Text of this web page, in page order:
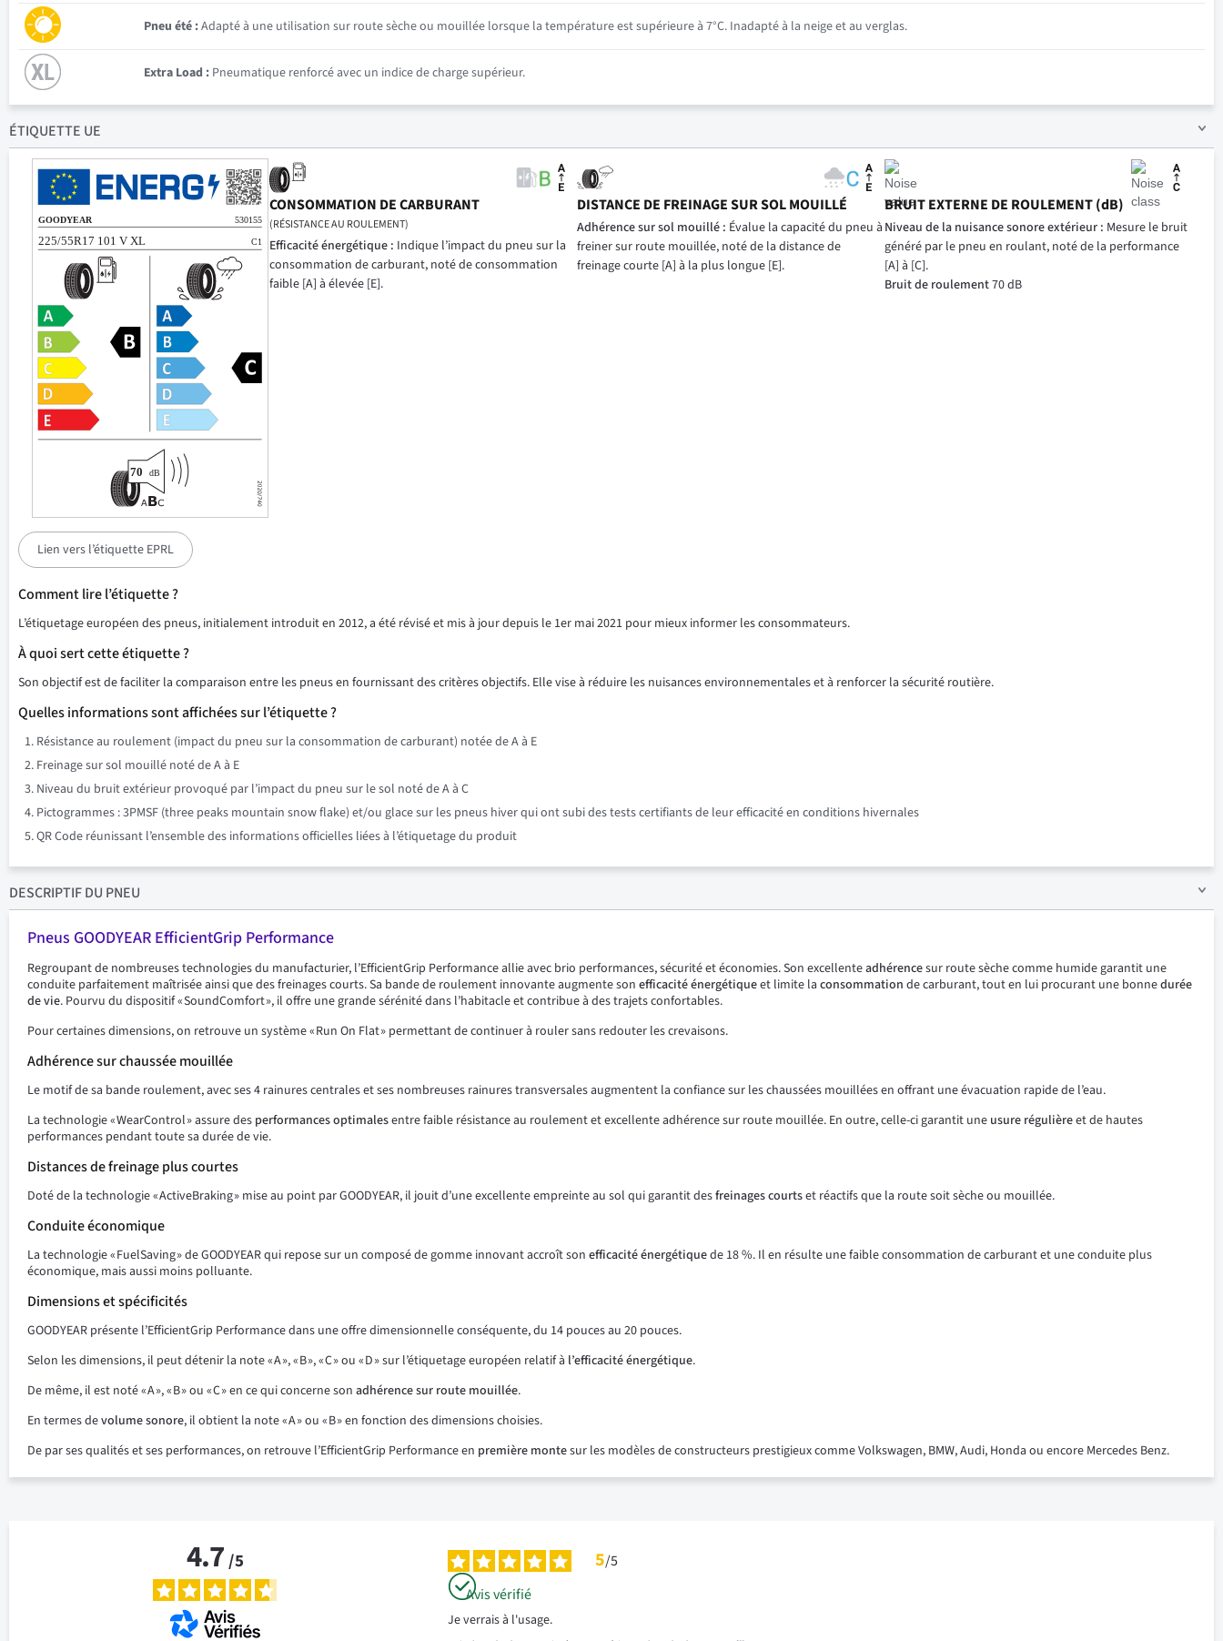
Pneu été :Adapté à une utilisation sur route sèche ou mouillée lorsque la température est supérieure à 7°C. Inadapté à la neige et au verglas.
Extra Load : Pneumatique renforcé avec un indice de charge supérieur.
ÉTIQUETTE UE
CONSOMMATION DE CARBURANT
(RÉSISTANCE AU ROULEMENT)
Efficacité énergétique : Indique l’impact du pneu sur la
consommation de carburant, noté de consommation
faible [A] à élevée [E].
DISTANCE DE FREINAGE SUR SOL MOUILLÉ
Adhérence sur sol mouillé : Évalue la capacité du pneu à
freiner sur route mouillée, noté de la distance de
freinage courte [A] à la plus longue [E].
BRUIT EXTERNE DE ROULEMENT (dB)
Niveau de la nuisance sonore extérieur : Mesure le bruit
généré par le pneu en roulant, noté de la performance
[A] à [C].
Bruit de roulement70 dB
Lien vers l’étiquette EPRL
Comment lire l’étiquette ?
L’étiquetage européen des pneus, initialement introduit en 2012, a été révisé et mis à jour depuis le 1er mai 2021 pour mieux informer les consommateurs.
À quoi sert cette étiquette ?
Son objectif est de faciliter la comparaison entre les pneus en fournissant des critères objectifs. Elle vise à réduire les nuisances environnementales et à renforcer la sécurité routière.
Quelles informations sont affichées sur l’étiquette ?
Résistance au roulement (impact du pneu sur la consommation de carburant) notée de A à E
Freinage sur sol mouillé noté de A à E
Niveau du bruit extérieur provoqué par l’impact du pneu sur le sol noté de A à C
Pictogrammes : 3PMSF (three peaks mountain snow flake) et/ou glace sur les pneus hiver qui ont subi des tests certifiants de leur efficacité en conditions hivernales
QR Code réunissant l’ensemble des informations officielles liées à l’étiquetage du produit
DESCRIPTIFDU PNEU
Pneus GOODYEAR EfficientGrip Performance
Regroupant de nombreuses technologies du manufacturier, l’EfficientGrip Performance allie avec brio performances, sécurité et économies. Son excellenteadhérencesur route sèche comme humide garantit une
conduite parfaitement maîtrisée ainsi que des freinages courts. Sa bande de roulement innovante augmente son efficacité énergétiqueet limite la consommation de carburant, tout en lui procurant une bonnedurée
de vie. Pourvu du dispositif « SoundComfort », il offre une grande sérénité dans l’habitacle et contribue à des trajets confortables.
Pour certaines dimensions, on retrouve un système « Run On Flat » permettant de continuer à rouler sans redouter les crevaisons.
Adhérence sur chaussée mouillée
Le motif de sa bande roulement, avec ses 4 rainures centrales et ses nombreuses rainures transversales augmentent la confiance sur les chaussées mouillées en offrant une évacuation rapide de l’eau.
La technologie « WearControl » assure des performances optimalesentre faible résistance au roulement et excellente adhérence sur route mouillée. En outre, celle-ci garantit une usure régulièreet de hautes
performances pendant toute sa durée de vie.
Distances de freinage plus courtes
Doté de la technologie « ActiveBraking » mise au point par GOODYEAR, il jouit d’une excellente empreinte au sol qui garantit desfreinages courtset réactifs que la route soit sèche ou mouillée.
Conduite économique
La technologie « FuelSaving » de GOODYEAR qui repose sur un composé de gomme innovant accroît son efficacité énergétiquede 18 %. Il en résulte une faible consommation de carburant et une conduite plus
économique, mais aussi moins polluante.
Dimensions et spécificités
GOODYEAR présente l’EfficientGrip Performance dans une offre dimensionnelle conséquente, du 14 pouces au 20 pouces.
Selon les dimensions, il peut détenir la note « A », « B », « C » ou « D » sur l’étiquetage européen relatif à l’efficacité énergétique.
De même, il est noté « A », « B » ou « C » en ce qui concerne son adhérence sur route mouillée.
En termes devolume sonore, il obtient la note « A » ou « B » en fonction des dimensions choisies.
De par ses qualités et ses performances, on retrouve l’EfficientGrip Performance en première montesur les modèles de constructeurs prestigieux comme Volkswagen, BMW, Audi, Honda ou encore Mercedes Benz.
4.7/5 5/5
Avis vérifié
Je verrais à l'usage.